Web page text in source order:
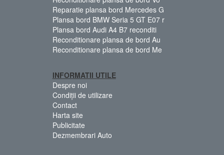
Reparatie plansa bord Mercedes G
Plansa bord BMW Seria 5 GT E07 r
Plansa bord Audi A4 B7 reconditi
Reconditionare plansa de bord Au
Reconditionare plansa de bord Me
INFORMATII UTILE
Despre noi
Condiții de utilizare
Contact
Harta site
Publicitate
Dezmembrari Auto